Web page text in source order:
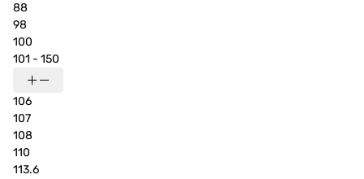
88
98
100
101 - 150
106
107
108
110
113.6